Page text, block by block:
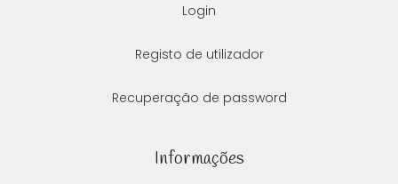
Login
Registo de utilizador
Recuperação de password
Informações